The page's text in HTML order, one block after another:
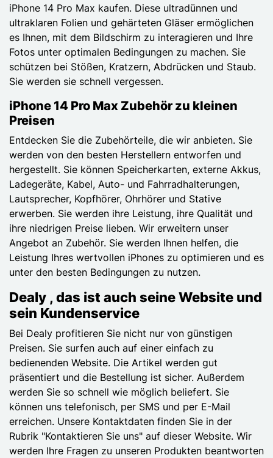
iPhone 14 Pro Max kaufen. Diese ultradünnen und
ultraklaren Folien und gehärteten Gläser ermöglichen
es Ihnen, mit dem Bildschirm zu interagieren und Ihre
Fotos unter optimalen Bedingungen zu machen. Sie
schützen bei Stößen, Kratzern, Abdrücken und Staub.
Sie werden sie schnell vergessen.
iPhone 14 Pro Max Zubehör zu kleinen
Preisen
Entdecken Sie die Zubehörteile, die wir anbieten. Sie
werden von den besten Herstellern entworfen und
hergestellt. Sie können Speicherkarten, externe Akkus,
Ladegeräte, Kabel, Auto- und Fahrradhalterungen,
Lautsprecher, Kopfhörer, Ohrhörer und Stative
erwerben. Sie werden ihre Leistung, ihre Qualität und
ihre niedrigen Preise lieben. Wir erweitern unser
Angebot an Zubehör. Sie werden Ihnen helfen, die
Leistung Ihres wertvollen iPhones zu optimieren und es
unter den besten Bedingungen zu nutzen.
Dealy , das ist auch seine Website und
sein Kundenservice
Bei Dealy profitieren Sie nicht nur von günstigen
Preisen. Sie surfen auch auf einer einfach zu
bedienenden Website. Die Artikel werden gut
präsentiert und die Bestellung ist sicher. Außerdem
werden Sie so schnell wie möglich beliefert. Sie
können uns telefonisch, per SMS und per E-Mail
erreichen. Unsere Kontaktdaten finden Sie in der
Rubrik "Kontaktieren Sie uns" auf dieser Website. Wir
werden Ihre Fragen zu unseren Produkten beantworten